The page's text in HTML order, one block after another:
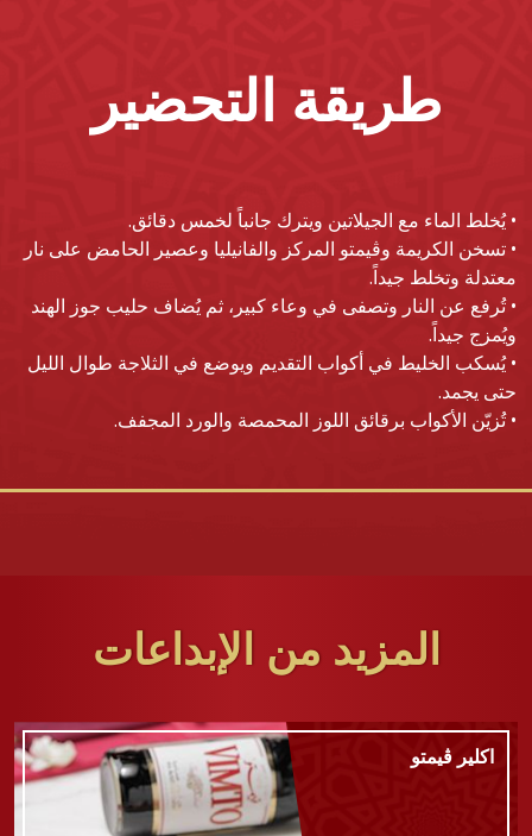
طريقة التحضير
• يُخلط الماء مع الجيلاتين ويترك جانباً لخمس دقائق.
• تسخن الكريمة وڤيمتو المركز والفانيليا وعصير الحامض على نار
معتدلة وتخلط جيداً.
• تُرفع عن النار وتصفى في وعاء كبير، ثم يُضاف حليب جوز الهند
ويُمزج جيداً.
• يُسكب الخليط في أكواب التقديم ويوضع في الثلاجة طوال الليل
حتى يجمد.
• تُزيّن الأكواب برقائق اللوز المحمصة والورد المجفف.
المزيد من الإبداعات
اكلير ڤيمتو